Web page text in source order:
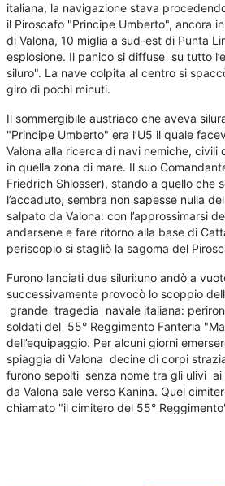
italiana, la navigazione stava
il Piroscafo "Principe Umberto", ancora
di Valona, 10 miglia a sud-est di Punta
esplosione. Il panico si diffuse su tutto
siluro". La nave colpita al centro si
giro di pochi minuti.
Il sommergibile austriaco che aveva
"Principe Umberto" era l’U5 il quale
Valona alla ricerca di navi nemiche, civili
in quella zona di mare. Il suo
Friedrich Shlosser), stando a quello che
l’accaduto, sembra non sapesse nulla
salpato da Valona: con l’approssimarsi
andarsene e fare ritorno alla base di
periscopio si stagliò la sagoma del
Furono lanciati due siluri:uno andò a
successivamente provocò lo scoppio
grande tragedia navale italiana:
soldati del 55° Reggimento Fanteria
dell’equipaggio. Per alcuni giorni
spiaggia di Valona decine di corpi
furono sepolti senza nome tra gli ulivi
da Valona sale verso Kanina. Quel
chiamato "il cimitero del 55°